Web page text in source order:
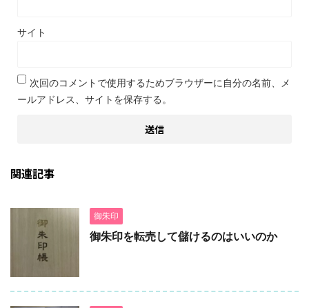
サイト
次回のコメントで使用するためブラウザーに自分の名前、メ
ールアドレス、サイトを保存する。
関連記事
御朱印
御朱印を転売して儲けるのはいいのか